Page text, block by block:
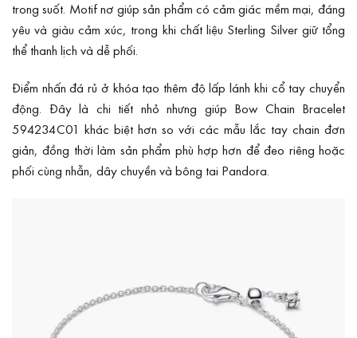
trong suốt. Motif nơ giúp sản phẩm có cảm giác mềm mại, đáng
yêu và giàu cảm xúc, trong khi chất liệu Sterling Silver giữ tổng
thể thanh lịch và dễ phối.
Điểm nhấn đá rủ ở khóa tạo thêm độ lấp lánh khi cổ tay chuyển
động. Đây là chi tiết nhỏ nhưng giúp Bow Chain Bracelet
594234C01 khác biệt hơn so với các mẫu lắc tay chain đơn
giản, đồng thời làm sản phẩm phù hợp hơn để đeo riêng hoặc
phối cùng nhẫn, dây chuyền và bông tai Pandora.